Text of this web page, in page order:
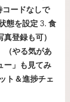
ードなしで
態を設定 3. 食
登録も可）
（やる気があ
ー」も見てみ
ト＆進捗チェ